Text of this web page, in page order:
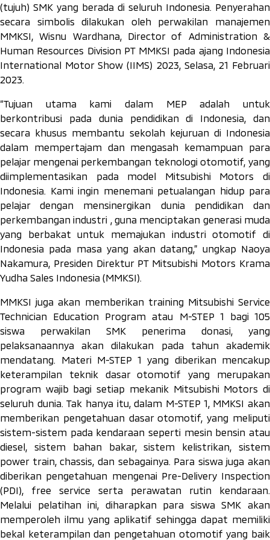
(tujuh) SMK yang berada di seluruh Indonesia. Penyerahan
secara simbolis dilakukan oleh perwakilan manajemen
MMKSI, Wisnu Wardhana, Director of Administration &
Human Resources Division PT MMKSI pada ajang Indonesia
International Motor Show (IIMS) 2023, Selasa, 21 Februari
2023.
“Tujuan utama kami dalam MEP adalah untuk
berkontribusi pada dunia pendidikan di Indonesia, dan
secara khusus membantu sekolah kejuruan di Indonesia
dalam mempertajam dan mengasah kemampuan para
pelajar mengenai perkembangan teknologi otomotif, yang
diimplementasikan pada model Mitsubishi Motors di
Indonesia. Kami ingin menemani petualangan hidup para
pelajar dengan mensinergikan dunia pendidikan dan
perkembangan industri , guna menciptakan generasi muda
yang berbakat untuk memajukan industri otomotif di
Indonesia pada masa yang akan datang,” ungkap Naoya
Nakamura, Presiden Direktur PT Mitsubishi Motors Krama
Yudha Sales Indonesia (MMKSI).
MMKSI juga akan memberikan training Mitsubishi Service
Technician Education Program atau M-STEP 1 bagi 105
siswa perwakilan SMK penerima donasi, yang
pelaksanaannya akan dilakukan pada tahun akademik
mendatang. Materi M-STEP 1 yang diberikan mencakup
keterampilan teknik dasar otomotif yang merupakan
program wajib bagi setiap mekanik Mitsubishi Motors di
seluruh dunia. Tak hanya itu, dalam M-STEP 1, MMKSI akan
memberikan pengetahuan dasar otomotif, yang meliputi
sistem-sistem pada kendaraan seperti mesin bensin atau
diesel, sistem bahan bakar, sistem kelistrikan, sistem
power train, chassis , dan sebagainya. Para siswa juga akan
diberikan pengetahuan mengenai Pre-Delivery Inspection
(PDI), free service serta perawatan rutin kendaraan.
Melalui pelatihan ini, diharapkan para siswa SMK akan
memperoleh ilmu yang aplikatif sehingga dapat memiliki
bekal keterampilan dan pengetahuan otomotif yang baik